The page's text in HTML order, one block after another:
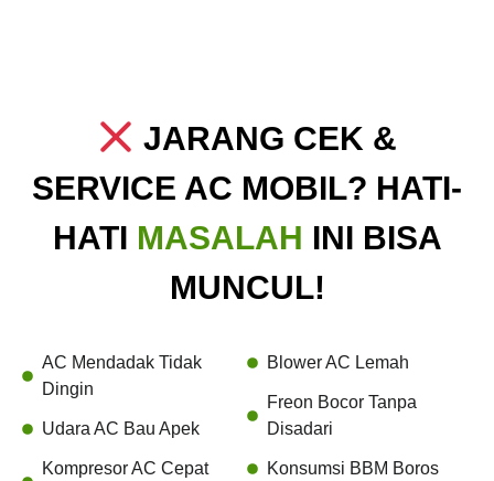
JARANG CEK &
SERVICE AC MOBIL? HATI-
HATI MASALAH INI BISA
MUNCUL!
AC Mendadak Tidak
Dingin
Udara AC Bau Apek
Kompresor AC Cepat
Blower AC Lemah
Freon Bocor Tanpa
Disadari
Konsumsi BBM Boros